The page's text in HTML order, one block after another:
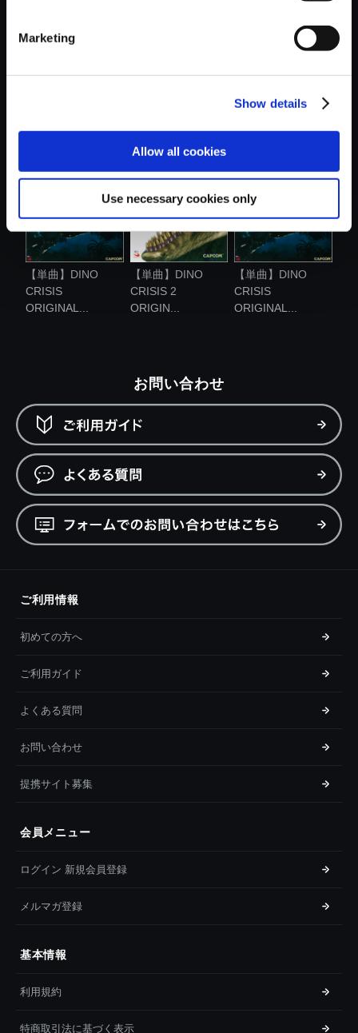
Marketing
Show details
Allow all cookies
Use necessary cookies only
ORIGINAL...
ORIGIN...
【単曲】DINO
ORIGIN...
【単曲】DINO
CRISIS
ORIGINAL...
【単曲】DINO
CRISIS 2
ORIGIN...
【単曲】DINO
CRISIS
ORIGINAL...
お問い合わせ
ご利用情報
初めての方へ
ご利用ガイド
よくある質問
お問い合わせ
提携サイト募集
会員メニュー
ログイン 新規会員登録
メルマガ登録
基本情報
利用規約
特商取引法に基づく表示